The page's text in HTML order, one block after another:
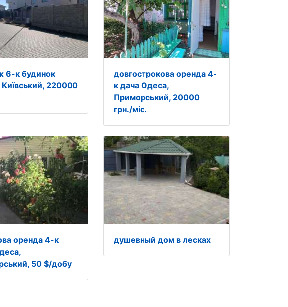
6-к будинок
220000
довгострокова оренда 4-
к дача Одеса,
Приморський, 20000
грн./міс.
оренда 4-к
50 $/добу
душевный дом в лесках